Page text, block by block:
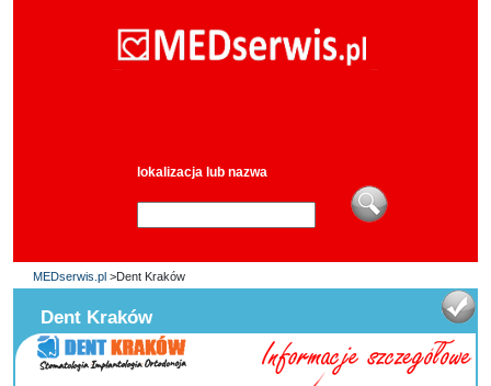
lokalizacja lub nazwa
MEDserwis.pl >Dent Kraków
Dent Kraków